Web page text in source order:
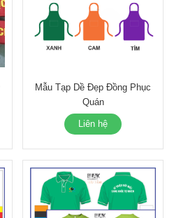
Mẫu Tạp Dề Đẹp Đồng Phục
Quán
Liên hệ